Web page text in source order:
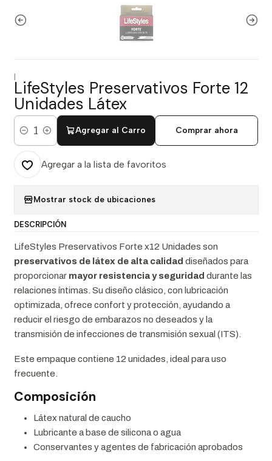
LifeStyles Preservativos Forte 12
Unidades Látex
Cantidad
Agregar al Carro Comprar ahora
Agregar a la lista de favoritos
Mostrar stock de ubicaciones
DESCRIPCIÓN
LifeStyles Preservativos Forte x12 Unidades son
preservativos de látex de alta calidad diseñados para
proporcionar mayor resistencia y seguridad durante las
relaciones íntimas. Su diseño clásico, con lubricación
optimizada, ofrece confort y protección, ayudando a
reducir el riesgo de embarazos no deseados y la
transmisión de infecciones de transmisión sexual (ITS).
Este empaque contiene 12 unidades, ideal para uso
frecuente.
Composición
Látex natural de caucho
Lubricante a base de silicona o agua
Conservantes y agentes de fabricación aprobados